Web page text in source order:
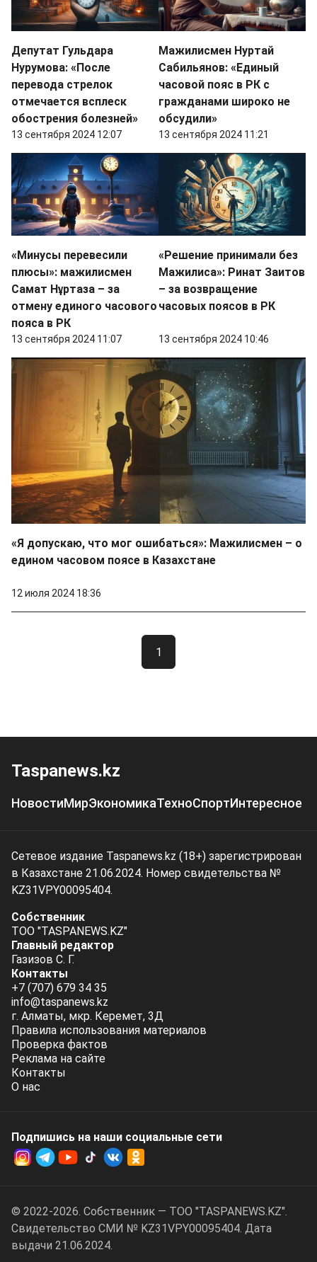
Депутат Гульдара
Нурумова: «После
перевода стрелок
отмечается всплеск
обострения болезней»
13 сентября 2024 12:07
Мажилисмен Нуртай
Сабильянов: «Единый
часовой пояс в РК с
гражданами широко не
обсудили»
13 сентября 2024 11:21
«Минусы перевесили
плюсы»: мажилисмен
Самат Нұртаза – за
отмену единого часового
пояса в РК
13 сентября 2024 11:07
«Решение принимали без
Мажилиса»: Ринат Заитов
– за возвращение
часовых поясов в РК
13 сентября 2024 10:46
«Я допускаю, что мог ошибаться»: Мажилисмен – о
едином часовом поясе в Казахстане
12 июля 2024 18:36
1
Taspanews.kz
НовостиМирЭкономикаТехноСпортИнтересное
Сетевое издание Taspanews.kz (18+) зарегистрирован
в Казахстане 21.06.2024. Номер свидетельства №
KZ31VPY00095404.
Собственник
ТОО "TASPANEWS.KZ"
Главный редактор
Газизов С. Г.
Контакты
+7 (707) 679 34 35
info@taspanews.kz
г. Алматы, мкр. Керемет, 3Д
Правила использования материалов
Проверка фактов
Реклама на сайте
Контакты
О нас
Подпишись на наши социальные cети
© 2022-2026. Собственник — ТОО "TASPANEWS.KZ".
Cвидетельство СМИ № KZ31VPY00095404. Дата
выдачи 21.06.2024.